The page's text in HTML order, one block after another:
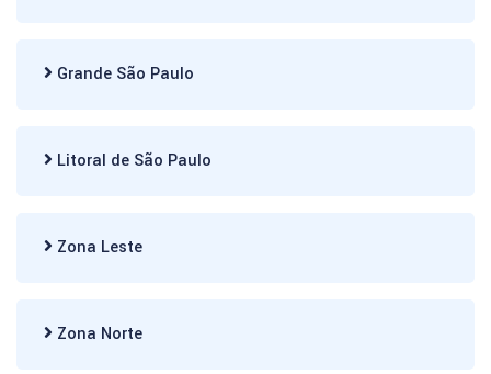
Grande São Paulo
Litoral de São Paulo
Zona Leste
Zona Norte